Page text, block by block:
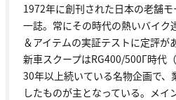
1972年に創刊された日本の老舗
一誌。常にその時代の熱いバイク
＆アイテムの実証テストに定評が
新車スクープはRG400/500Γ時代
30年以上続いている名物企画で
したものが主となっている。メイ